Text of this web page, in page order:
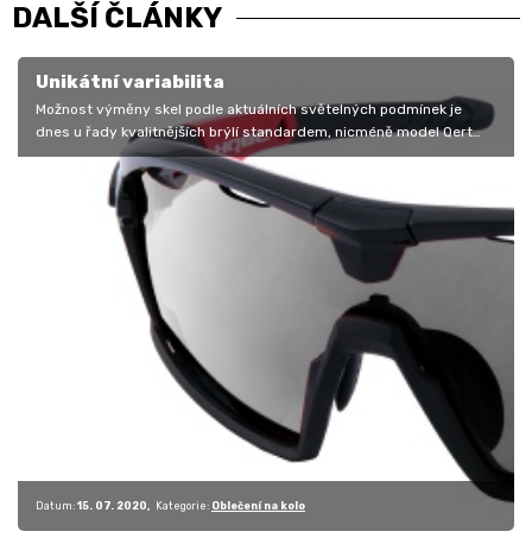
DALŠÍ ČLÁNKY
Unikátní variabilita
Možnost výměny skel podle aktuálních světelných podmínek je
dnes u řady kvalitnějších brýlí standardem, nicméně model Qert
Plus FF značky…
Datum: 15. 07. 2020 Kategorie: Oblečení na kolo